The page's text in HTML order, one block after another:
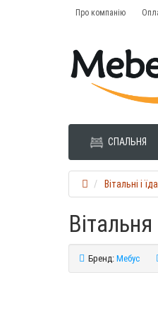
Про компанію
СПАЛЬНЯ
Вітальні і
Бренд:Мебус